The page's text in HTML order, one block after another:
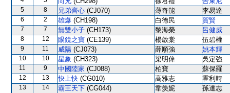
5 8 兄弟齊心 (CJ070) 薄奇能 李易達
6 2 雄爆 (CH198) 白德民 賀賢
7 7 無雙小子 (CH173) 黎海榮 呂健威
8 12 眼鏡之寶 (CE139) 楊啟棠 伍碧權
9 11 威陽 (CJ073) 薛順強 姚本輝
10 10 星象 (CH323) 梁明偉 吳定強
11 9 中國陸家 (CJ088) 柏寶 蘇保羅
12 13 快上快 (CG010) 高雅志 霍利時
13 14 霸王天下 (CG044) 韋羡妮 孫達志